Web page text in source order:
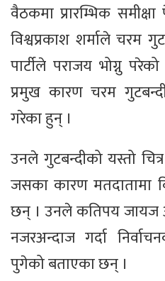
वैठकमा प्रारम्भिक
विश्वप्रकाश शर्माले चरम
पार्टीले पराजय भोग्नु
प्रमुख कारण चरम
गरेका हुन् ।
उनले गुटबन्दीको यस्तो
जसका कारण मतदातामा
छन् । उनले कतिपय जायज
नजरअन्दाज गर्दा
पुगेको बताएका छन् ।